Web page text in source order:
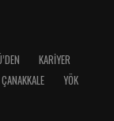
KARİYER
ÇANAKKALE
YÖK